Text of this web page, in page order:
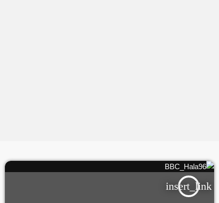
insert_link